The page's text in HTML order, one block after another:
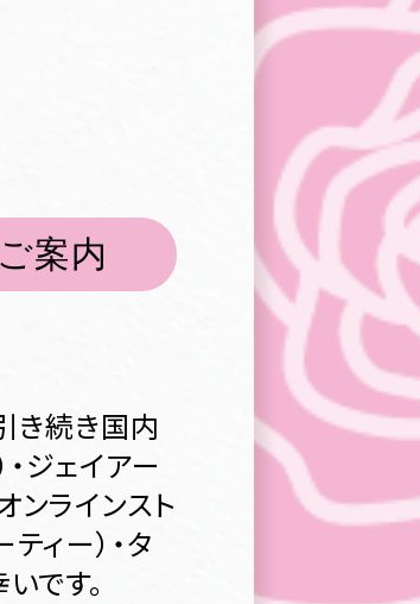
案内
き続き国内
ジェイアー
ンラインスト
ィー）・タ
です。